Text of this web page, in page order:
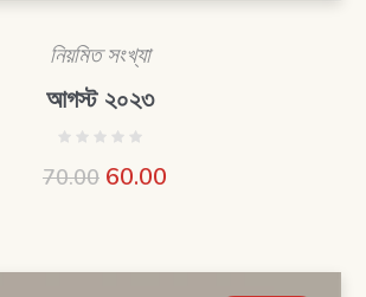
নিয়মিত সংখ্যা
আগস্ট ২০২৩
70.00 60.00